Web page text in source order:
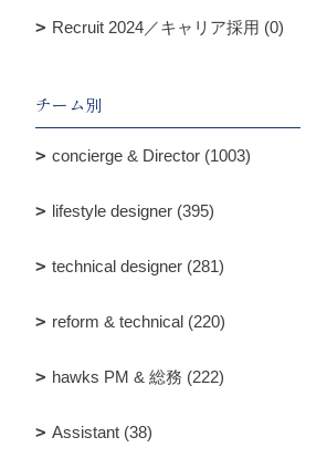
Recruit 2024／キャリア採用 (0)
チーム別
concierge & Director (1003)
lifestyle designer (395)
technical designer (281)
reform & technical (220)
hawks PM & 総務 (222)
Assistant (38)